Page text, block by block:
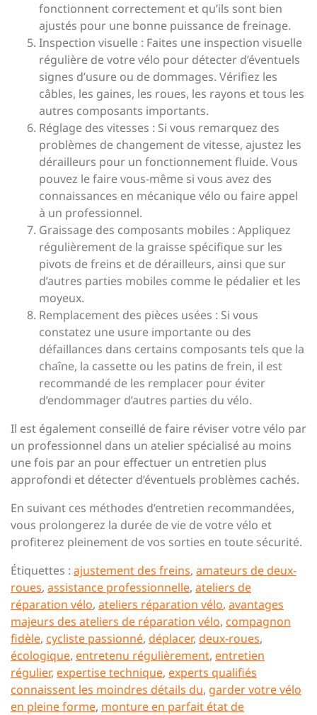
fonctionnent correctement et qu’ils sont bien
ajustés pour une bonne puissance de freinage.
Inspection visuelle : Faites une inspection visuelle
régulière de votre vélo pour détecter d’éventuels
signes d’usure ou de dommages. Vérifiez les
câbles, les gaines, les roues, les rayons et tous les
autres composants importants.
Réglage des vitesses : Si vous remarquez des
problèmes de changement de vitesse, ajustez les
dérailleurs pour un fonctionnement fluide. Vous
pouvez le faire vous-même si vous avez des
connaissances en mécanique vélo ou faire appel
à un professionnel.
Graissage des composants mobiles : Appliquez
régulièrement de la graisse spécifique sur les
pivots de freins et de dérailleurs, ainsi que sur
d’autres parties mobiles comme le pédalier et les
moyeux.
Remplacement des pièces usées : Si vous
constatez une usure importante ou des
défaillances dans certains composants tels que la
chaîne, la cassette ou les patins de frein, il est
recommandé de les remplacer pour éviter
d’endommager d’autres parties du vélo.
Il est également conseillé de faire réviser votre vélo par
un professionnel dans un atelier spécialisé au moins
une fois par an pour effectuer un entretien plus
approfondi et détecter d’éventuels problèmes cachés.
En suivant ces méthodes d’entretien recommandées,
vous prolongerez la durée de vie de votre vélo et
profiterez pleinement de vos sorties en toute sécurité.
Étiquettes : ajustement des freins, amateurs de deux-
roues, assistance professionnelle, ateliers de
réparation vélo, ateliers réparation vélo, avantages
majeurs des ateliers de réparation vélo, compagnon
fidèle, cycliste passionné, déplacer, deux-roues,
écologique, entretenu régulièrement, entretien
régulier, expertise technique, experts qualifiés
connaissent les moindres détails du, garder votre vélo
en pleine forme, monture en parfait état de